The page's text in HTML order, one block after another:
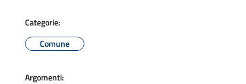
Categorie:
Comune
Argomenti: